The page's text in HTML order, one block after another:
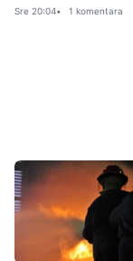
Sre 20:04 1 komentara